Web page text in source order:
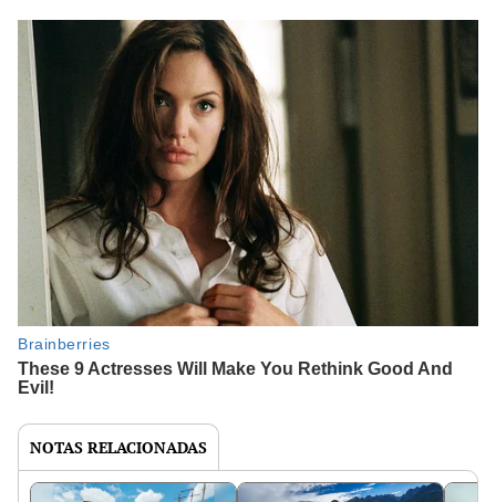
NOTAS RELACIONADAS